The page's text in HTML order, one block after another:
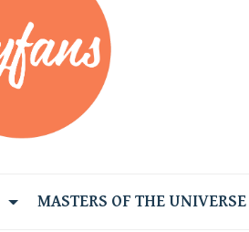
MASTERS OF THE UNIVERSE